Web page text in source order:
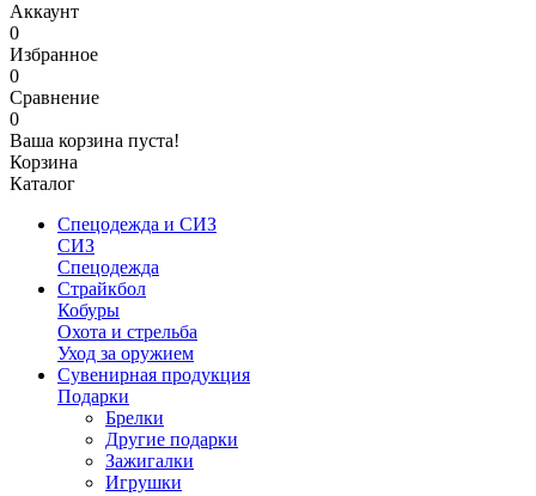
Аккаунт
0
Избранное
0
Сравнение
0
Ваша корзина пуста!
Корзина
Каталог
Спецодежда и СИЗ
СИЗ
Спецодежда
Страйкбол
Кобуры
Охота и стрельба
Уход за оружием
Сувенирная продукция
Подарки
Брелки
Другие подарки
Зажигалки
Игрушки